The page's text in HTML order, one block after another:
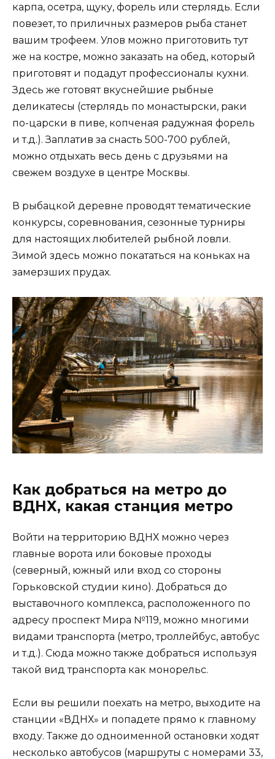
карпа, осетра, щуку, форель или стерлядь. Если
повезет, то приличных размеров рыба станет
вашим трофеем. Улов можно приготовить тут
же на костре, можно заказать на обед, который
приготовят и подадут профессионалы кухни.
Здесь же готовят вкуснейшие рыбные
деликатесы (стерлядь по монастырски, раки
по-царски в пиве, копченая радужная форель
и т.д.). Заплатив за снасть 500-700 рублей,
можно отдыхать весь день с друзьями на
свежем воздухе в центре Москвы.
В рыбацкой деревне проводят тематические
конкурсы, соревнования, сезонные турниры
для настоящих любителей рыбной ловли.
Зимой здесь можно покататься на коньках на
замерзших прудах.
Как добраться на метро до
ВДНХ, какая станция метро
Войти на территорию ВДНХ можно через
главные ворота или боковые проходы
(северный, южный или вход со стороны
Горьковской студии кино). Добраться до
выставочного комплекса, расположенного по
адресу проспект Мира №119, можно многими
видами транспорта (метро, троллейбус, автобус
и т.д.). Сюда можно также добраться используя
такой вид транспорта как монорельс.
Если вы решили поехать на метро, выходите на
станции «ВДНХ» и попадете прямо к главному
входу. Также до одноименной остановки ходят
несколько автобусов (маршруты с номерами 33,